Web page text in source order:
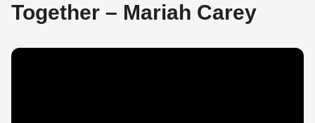
Together – Mariah Carey